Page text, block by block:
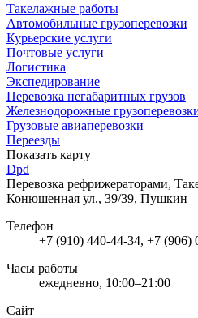
Такелажные работы
Автомобильные грузоперевозки
Курьерские услуги
Почтовые услуги
Логистика
Экспедирование
Перевозка негабаритных грузов
Железнодорожные
Грузовые авиаперевозки
Переезды
Показать карту
Dpd
Перевозка рефрижераторами,
Конюшенная ул., 39/39, Пушкин
Телефон
+7 (910) 440-44-34, +7 (906)
Часы работы
ежедневно, 10:00–21:00
Сайт